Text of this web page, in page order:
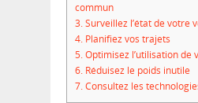
commun
3.Surveillez l’état de votre
4. Planifiez vos trajets
5.Optimisez l’utilisation de
6. Réduisez le poids inutile
7.Consultez les